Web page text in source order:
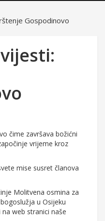
Gospodinovo
čime završava božićni
vrijeme kroz
mise susret članova
Molitvena osmina za
u Osijeku
web stranici naše